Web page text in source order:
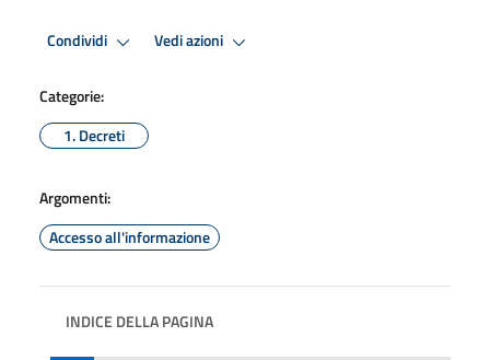
Condividi Vedi azioni
Categorie:
1. Decreti
Argomenti:
Accesso all'informazione
INDICE DELLA PAGINA